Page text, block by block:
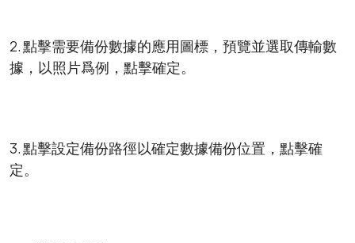
2. 點擊需要備份數據的應用圖標，預覽並選取傳輸數
據，以照片爲例，點擊確定。
3. 點擊設定備份路徑以確定數據備份位置，點擊確
定。